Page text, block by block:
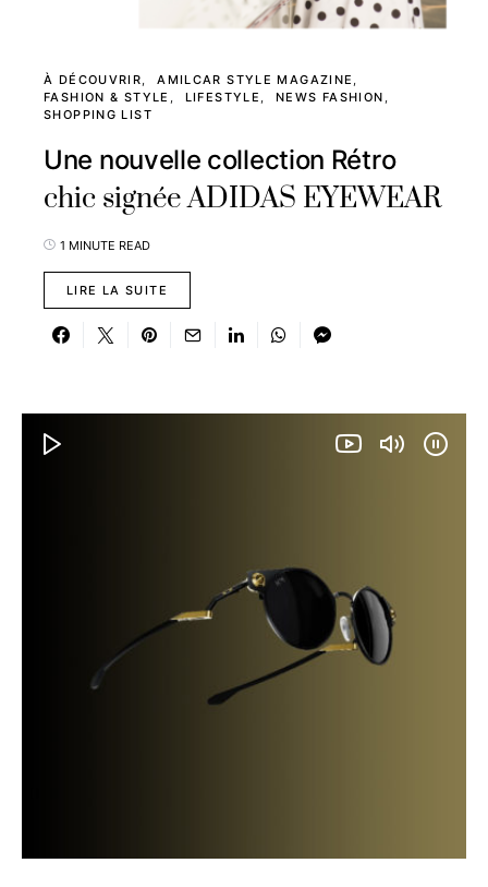
À DÉCOUVRIR
AMILCAR STYLE MAGAZINE
FASHION & STYLE
LIFESTYLE
NEWS FASHION
SHOPPING LIST
Une nouvelle collection Rétro
chic signée ADIDAS EYEWEAR
1 MINUTE READ
LIRE LA SUITE